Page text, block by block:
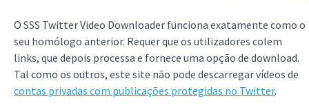
O SSS Twitter Video Downloader funciona exatamente como o
seu homólogo anterior. Requer que os utilizadores colem
links, que depois processa e fornece uma opção de download.
Tal como os outros, este site não pode descarregar vídeos de
contas privadas com publicações protegidas no Twitter.